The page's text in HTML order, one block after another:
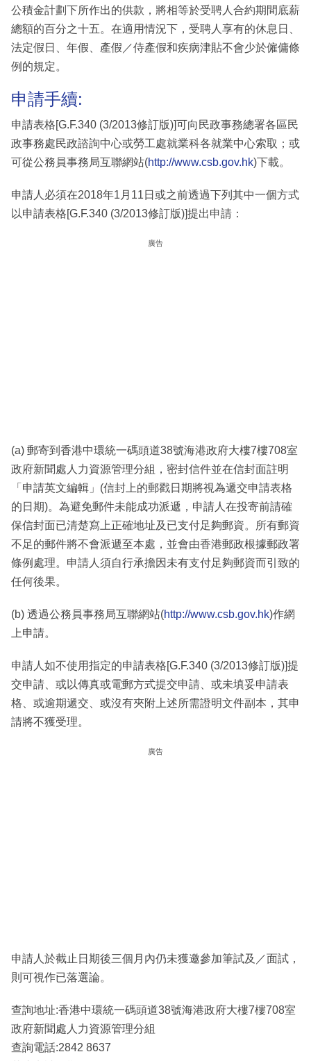
公積金計劃下所作出的供款，將相等於受聘人合約期間底薪
總額的百分之十五。在適用情況下，受聘人享有的休息日、
法定假日、年假、產假／侍產假和疾病津貼不會少於僱傭條
例的規定。
申請手續:
申請表格[G.F.340 (3/2013修訂版)]可向民政事務總署各區民
政事務處民政諮詢中心或勞工處就業科各就業中心索取；或
可從公務員事務局互聯網站(http://www.csb.gov.hk)下載。
申請人必須在2018年1月11日或之前透過下列其中一個方式
以申請表格[G.F.340 (3/2013修訂版)]提出申請：
廣告
(a) 郵寄到香港中環統一碼頭道38號海港政府大樓7樓708室
政府新聞處人力資源管理分組，密封信件並在信封面註明
「申請英文編輯」(信封上的郵戳日期將視為遞交申請表格
的日期)。為避免郵件未能成功派遞，申請人在投寄前請確
保信封面已清楚寫上正確地址及已支付足夠郵資。所有郵資
不足的郵件將不會派遞至本處，並會由香港郵政根據郵政署
條例處理。申請人須自行承擔因未有支付足夠郵資而引致的
任何後果。
(b) 透過公務員事務局互聯網站(http://www.csb.gov.hk)作網
上申請。
申請人如不使用指定的申請表格[G.F.340 (3/2013修訂版)]提
交申請、或以傳真或電郵方式提交申請、或未填妥申請表
格、或逾期遞交、或沒有夾附上述所需證明文件副本，其申
請將不獲受理。
廣告
申請人於截止日期後三個月內仍未獲邀參加筆試及／面試，
則可視作已落選論。
查詢地址:香港中環統一碼頭道38號海港政府大樓7樓708室
政府新聞處人力資源管理分組
查詢電話:2842 8637